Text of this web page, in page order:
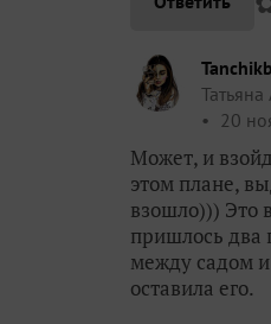
Татьяна
20
Может, и
этом плане,
взошло))) Это
пришлось два
между садом
оставила его.